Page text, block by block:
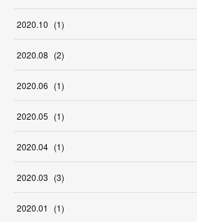
2020.10 (1)
2020.08 (2)
2020.06 (1)
2020.05 (1)
2020.04 (1)
2020.03 (3)
2020.01 (1)